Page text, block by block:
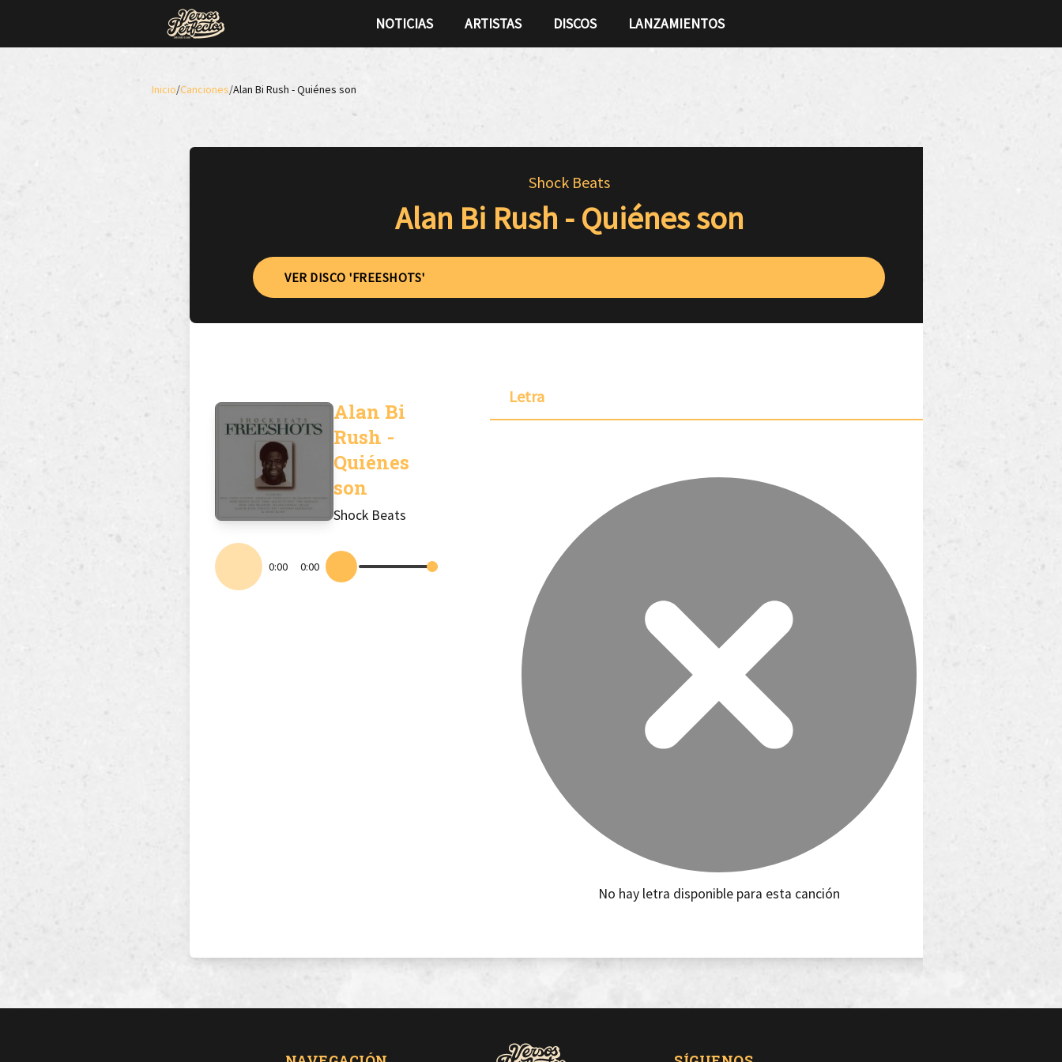
NOTICIAS ARTISTAS DISCOS LANZAMIENTOS
Inicio/Canciones/Alan Bi Rush - Quiénes son
Shock Beats
Alan Bi Rush - Quiénes son
VER DISCO 'FREESHOTS'
Alan Bi
Rush -
Quiénes
son
Shock Beats
0:00 0:00
Letra
No hay letra disponible para esta canción